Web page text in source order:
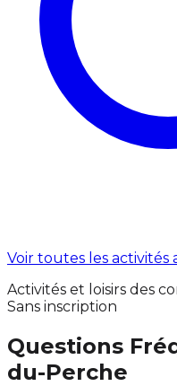
Voir toutes les
Activités et loisirs des
Sans inscription
Questions
du-Perche